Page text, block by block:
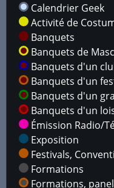
Calendrier Geek
Activité de
Banquets
Banquets de
Banquets d'un
Banquets d'un
Banquets d'un
Banquets d'un
Émission Radio/
Exposition
Festivals,
Formations
Formations,